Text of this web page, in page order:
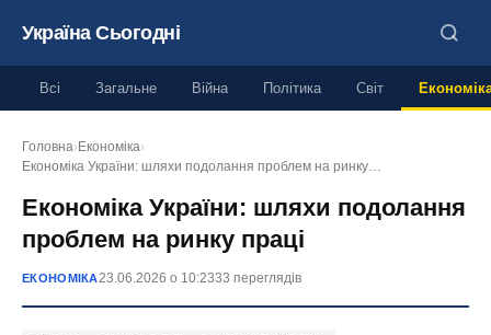
Україна Сьогодні
Всі Загальне Війна Політика Світ
Головна› Економіка›
Економіка України: шляхи подолання проблем на ринку…
Економіка України: шляхи подолання
проблем на ринку праці
ЕКОНОМІКА23.06.2026 о 10:2333 переглядів